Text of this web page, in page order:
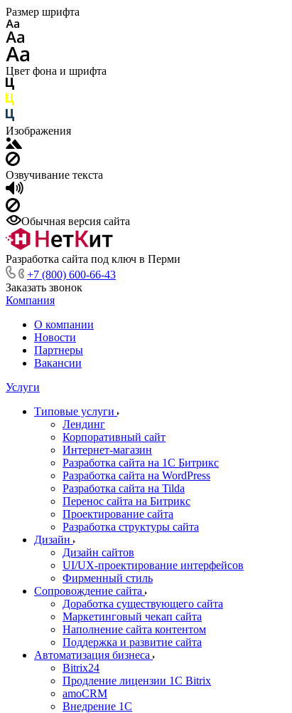
Размер шрифта
Цвет фона и шрифта
Изображения
Озвучивание текста
Обычная версия сайта
Разработка сайта под ключ в Перми
+7 (800) 600-66-43
Заказать звонок
Компания
О компании
Новости
Партнеры
Вакансии
Услуги
Типовые услуги
Лендинг
Корпоративный сайт
Интернет-магазин
Разработка сайта на 1С Битрикс
Разработка сайта на WordPress
Разработка сайта на Tilda
Перенос сайта на Битрикс
Проектирование сайта
Разработка структуры сайта
Дизайн
Дизайн сайтов
UI/UX-проектирование интерфейсов
Фирменный стиль
Сопровождение сайта
Доработка существующего сайта
Маркетинговый чекап сайта
Наполнение сайта контентом
Поддержка и развитие сайта
Автоматизация бизнеса
Bitrix24
Продление лицензии 1C Bitrix
amoCRM
Внедрение 1C